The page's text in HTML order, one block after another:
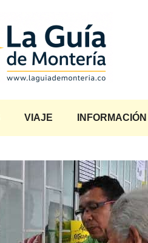
VIAJE INFORMACIÓN